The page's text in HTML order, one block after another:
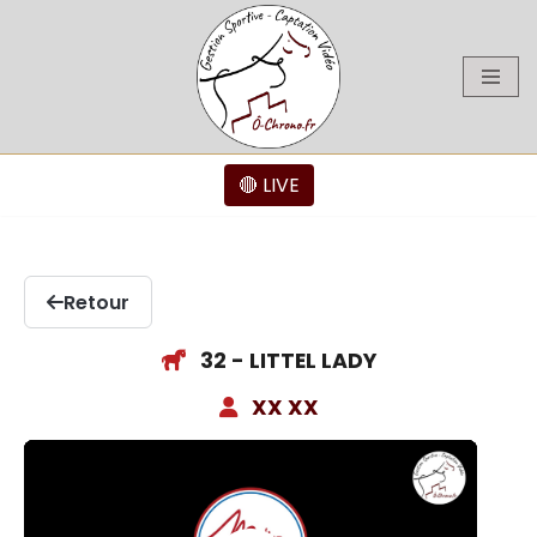
🔴 LIVE
Retour
32 - LITTEL LADY
XX XX